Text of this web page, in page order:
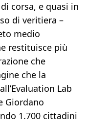
corsa, e quasi in
di veritiera –
medio
restituisce più
che
che la
Lab
Giordano
1.700 cittadini